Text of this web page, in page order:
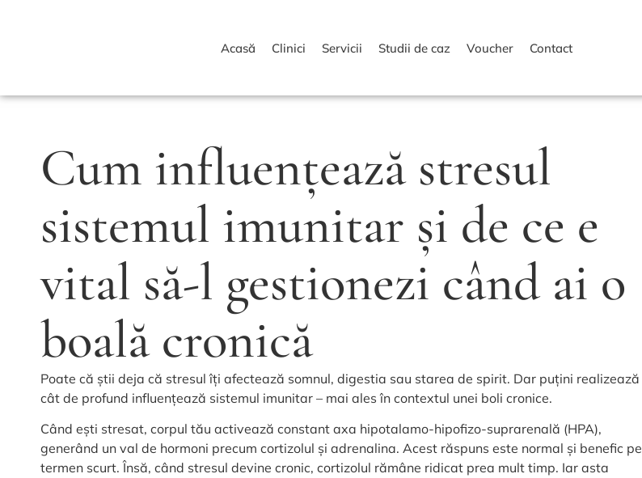
Acasă Clinici Servicii Studii de caz Voucher Contact
Cum influențează stresul
sistemul imunitar și de ce e
vital să-l gestionezi când ai o
boală cronică
Poate că știi deja că stresul îți afectează somnul, digestia sau starea de spirit. Dar puțini realizează
cât de profund influențează sistemul imunitar – mai ales în contextul unei boli cronice.
Când ești stresat, corpul tău activează constant axa hipotalamo-hipofizo-suprarenală (HPA),
generând un val de hormoni precum cortizolul și adrenalina. Acest răspuns este normal și benefic pe
termen scurt. Însă, când stresul devine cronic, cortizolul rămâne ridicat prea mult timp. Iar asta